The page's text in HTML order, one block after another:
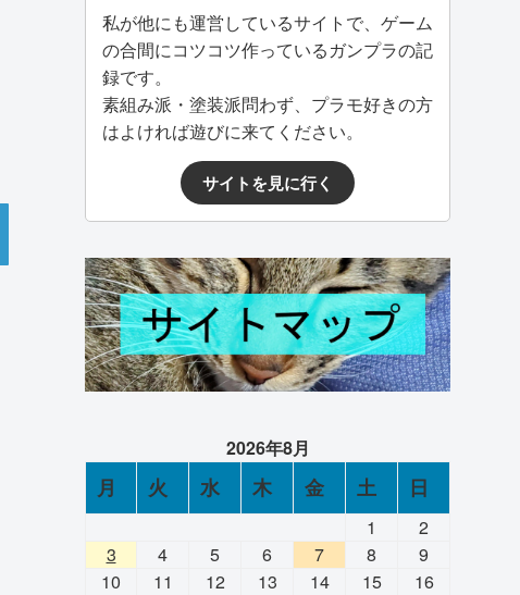
私が他にも運営しているサイトで、ゲーム
の合間にコツコツ作っているガンプラの記
録です。
素組み派・塗装派問わず、プラモ好きの方
はよければ遊びに来てください。
サイトを見に行く
2026年8月
月 火 水 木 金 土 日
1
2
3
4 5 6 7 8
9
10
11 12 13 14 15
16